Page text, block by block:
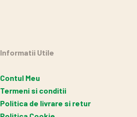
Informatii Utile
Contul Meu
Termeni si conditii
Politica de livrare si retur